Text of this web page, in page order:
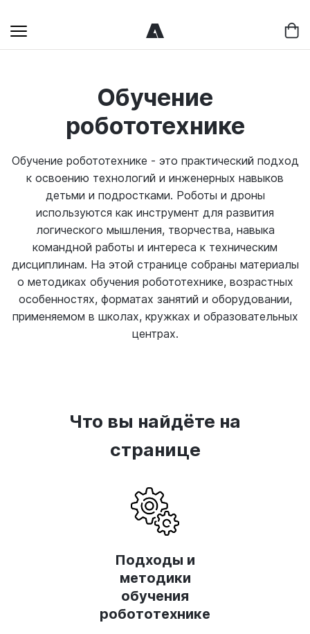
Обучение
робототехнике
Обучение робототехнике - это практический подход
к освоению технологий и инженерных навыков
детьми и подростками. Роботы и дроны
используются как инструмент для развития
логического мышления, творчества, навыка
командной работы и интереса к техническим
дисциплинам. На этой странице собраны материалы
о методиках обучения робототехнике, возрастных
особенностях, форматах занятий и оборудовании,
применяемом в школах, кружках и образовательных
центрах.
Что вы найдёте на
странице
Подходы и
методики
обучения
робототехнике